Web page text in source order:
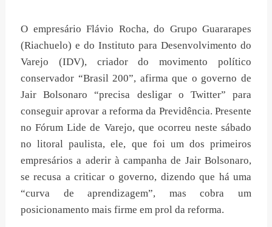
O empresário Flávio Rocha, do Grupo Guararapes
(Riachuelo) e do Instituto para Desenvolvimento do
Varejo (IDV), criador do movimento político
conservador “Brasil 200”, afirma que o governo de
Jair Bolsonaro “precisa desligar o Twitter” para
conseguir aprovar a reforma da Previdência. Presente
no Fórum Lide de Varejo, que ocorreu neste sábado
no litoral paulista, ele, que foi um dos primeiros
empresários a aderir à campanha de Jair Bolsonaro,
se recusa a criticar o governo, dizendo que há uma
“curva de aprendizagem”, mas cobra um
posicionamento mais firme em prol da reforma.